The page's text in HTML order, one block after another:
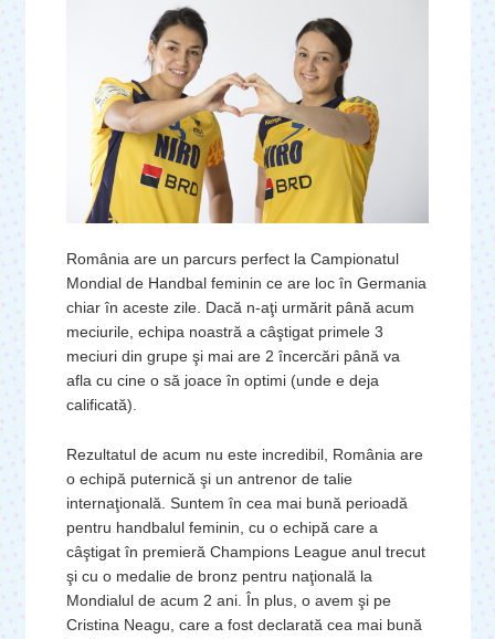
România are un parcurs perfect la Campionatul
Mondial de Handbal feminin ce are loc în Germania
chiar în aceste zile. Dacă n-aţi urmărit până acum
meciurile, echipa noastră a câştigat primele 3
meciuri din grupe şi mai are 2 încercări până va
afla cu cine o să joace în optimi (unde e deja
calificată).
Rezultatul de acum nu este incredibil, România are
o echipă puternică şi un antrenor de talie
internaţională. Suntem în cea mai bună perioadă
pentru handbalul feminin, cu o echipă care a
câştigat în premieră Champions League anul trecut
şi cu o medalie de bronz pentru naţională la
Mondialul de acum 2 ani. În plus, o avem şi pe
Cristina Neagu, care a fost declarată cea mai bună